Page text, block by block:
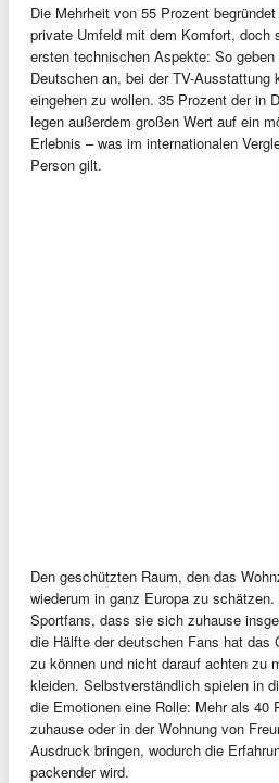
Die Mehrheit von 55 Prozent
private Umfeld mit dem Komfort, doch
ersten technischen Aspekte: So
Deutschen an, bei der TV-Ausstattung
eingehen zu wollen. 35 Prozent der in
legen außerdem großen Wert auf ein
Erlebnis – was im internationalen
Person gilt.
Den geschützten Raum, den das
wiederum in ganz Europa zu
Sportfans, dass sie sich zuhause
die Hälfte der deutschen Fans hat das
zu können und nicht darauf achten zu
kleiden. Selbstverständlich spielen in
die Emotionen eine Rolle: Mehr als 40
zuhause oder in der Wohnung von
Ausdruck bringen, wodurch die
packender wird.